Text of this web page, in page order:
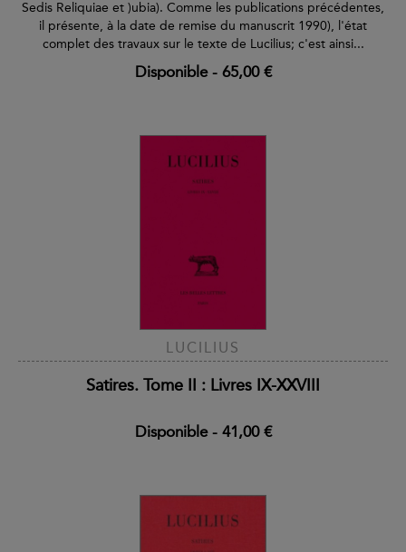
Sedis Reliquiae et )ubia). Comme les publications précédentes,
il présente, à la date de remise du manuscrit 1990), l'état
complet des travaux sur le texte de Lucilius; c'est ainsi...
Disponible- 65,00 €
LUCILIUS
Satires. Tome II : Livres IX-XXVIII
Disponible- 41,00 €